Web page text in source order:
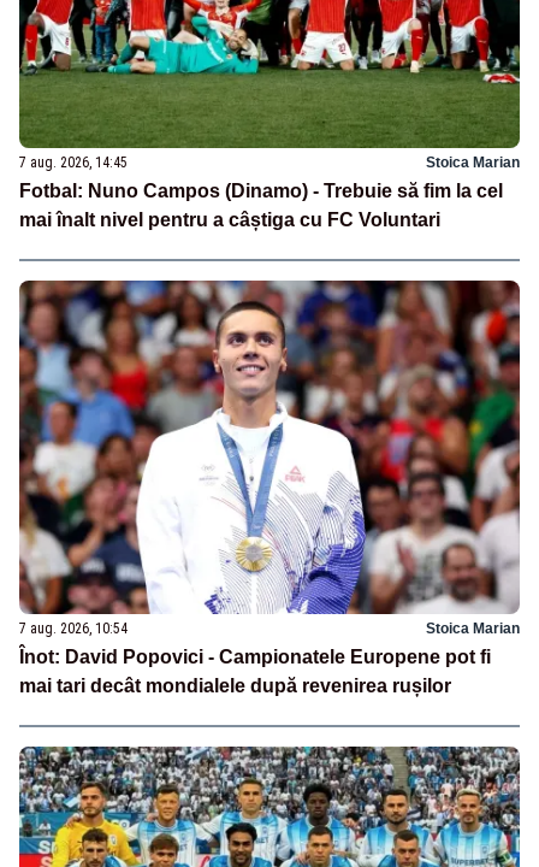
7 aug. 2026, 14:45 Stoica Marian
Fotbal: Nuno Campos (Dinamo) - Trebuie să fim la cel
mai înalt nivel pentru a câștiga cu FC Voluntari
7 aug. 2026, 10:54 Stoica Marian
Înot: David Popovici - Campionatele Europene pot fi
mai tari decât mondialele după revenirea rușilor